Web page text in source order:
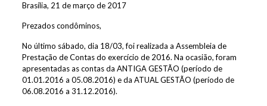
Brasília, 21 de março de 2017
Prezados condôminos,
No último sábado, dia 18/03, foi realizada a Assembleia de
Prestação de Contas do exercício de 2016. Na ocasião, foram
apresentadas as contas da ANTIGA GESTÃO (período de
01.01.2016 a 05.08.2016) e da ATUAL GESTÃO (período de
06.08.2016 a 31.12.2016).